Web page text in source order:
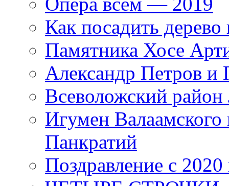
Как посадить дерево
Памятника Хосе
Александр Петров и
Всеволожский район
Игумен
Панкратий
Поздравление с 2020